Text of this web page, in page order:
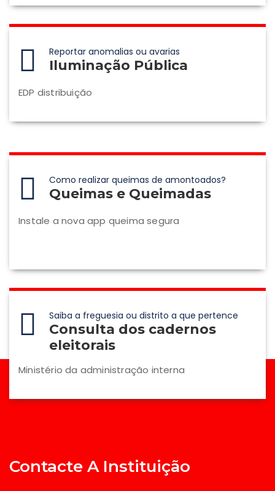
Reportar anomalias ou avarias
Iluminação Pública
EDP distribuição
Como realizar queimas de amontoados?
Queimas e Queimadas
Instale a nova app queima segura
Saiba a freguesia ou distrito a que pertence
Consulta dos cadernos
eleitorais
Ministério da administração interna
Contacte A Instituição